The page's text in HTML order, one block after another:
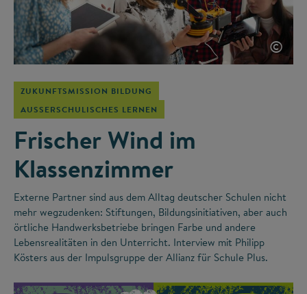
©
ZUKUNFTSMISSION BILDUNG
AUSSERSCHULISCHES LERNEN
Frischer Wind im
Klassenzimmer
Externe Partner sind aus dem Alltag deutscher Schulen nicht
mehr wegzudenken: Stiftungen, Bildungsinitiativen, aber auch
örtliche Handwerksbetriebe bringen Farbe und andere
Lebensrealitäten in den Unterricht. Interview mit Philipp
Kösters aus der Impulsgruppe der Allianz für Schule Plus.